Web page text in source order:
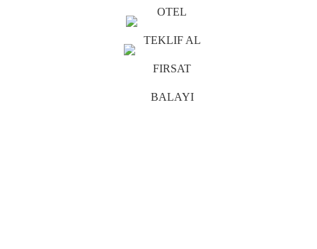
OTEL
TEKLIF AL
FIRSAT
BALAYI